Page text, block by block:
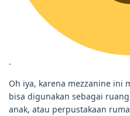
.
Oh iya, karena mezzanine ini
bisa digunakan sebagai
anak, atau perpustakaan